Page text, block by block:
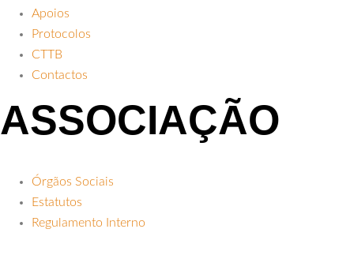
Apoios
Protocolos
CTTB
Contactos
ASSOCIAÇÃO
Órgãos Sociais
Estatutos
Regulamento Interno